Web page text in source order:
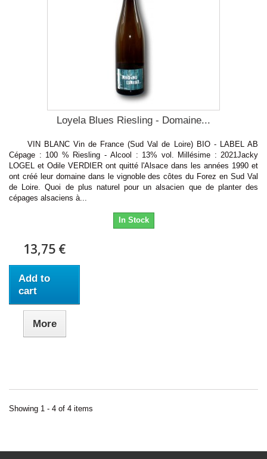
Loyela Blues Riesling - Domaine...
VIN BLANC Vin de France (Sud Val de Loire) BIO - LABEL AB
Cépage : 100 % Riesling - Alcool : 13% vol. Millésime : 2021Jacky
LOGEL et Odile VERDIER ont quitté l'Alsace dans les années 1990 et
ont créé leur domaine dans le vignoble des côtes du Forez en Sud Val
de Loire. Quoi de plus naturel pour un alsacien que de planter des
cépages alsaciens à...
In Stock
13,75 €
Add to
cart
More
Showing 1 - 4 of 4 items